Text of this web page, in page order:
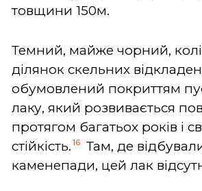
товщини 150м.
Темний, майже чорний,
ділянок скельних
обумовлений покриттям
лаку, який розвивається
протягом багатьох років і
стійкість. 16 Там, де
каменепади, цей лак